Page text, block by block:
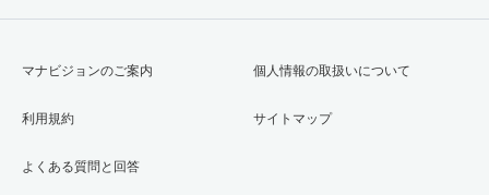
マナビジョンのご案内
利用規約
よくある質問と回答
個人情報の取扱いについて
サイトマップ